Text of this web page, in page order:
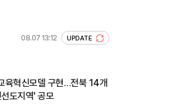
08.07 13:12 UPDATE
육혁신모델 구현…전북 14개
도지역' 공모